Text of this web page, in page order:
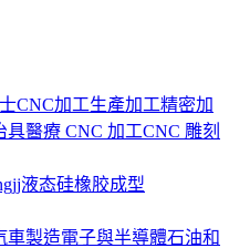
CNC加工生產加工精密加
具醫療 CNC 加工CNC 雕刻
jj液态硅橡胶成型
車製造電子與半導體石油和